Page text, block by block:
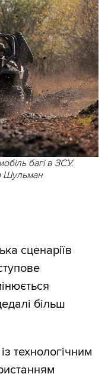
багі в ЗСУ.
Шульман
сценаріїв
більш
технологічним